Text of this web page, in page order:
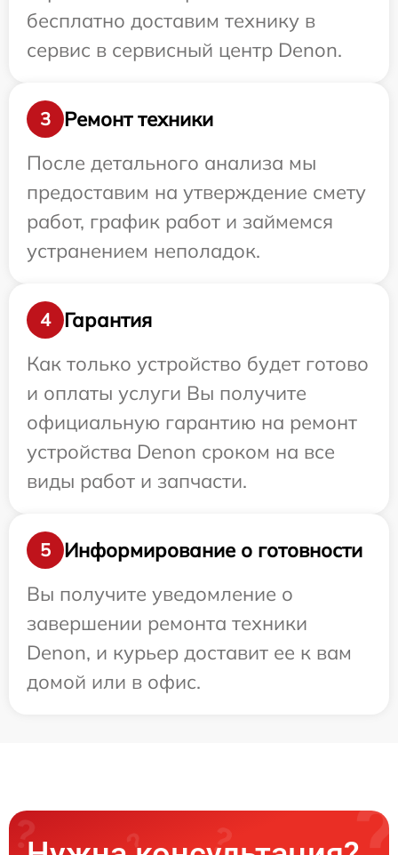
бесплатно доставим технику в
сервис в сервисный центр Denon.
3
Ремонт техники
После детального анализа мы
предоставим на утверждение смету
работ, график работ и займемся
устранением неполадок.
4
Гарантия
Как только устройство будет готово
и оплаты услуги Вы получите
официальную гарантию на ремонт
устройства Denon сроком на все
виды работ и запчасти.
5
Информирование о готовности
Вы получите уведомление о
завершении ремонта техники
Denon, и курьер доставит ее к вам
домой или в офис.